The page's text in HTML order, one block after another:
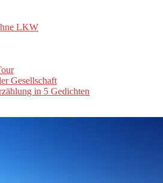
LKW
Gesellschaft
in 5 Gedichten